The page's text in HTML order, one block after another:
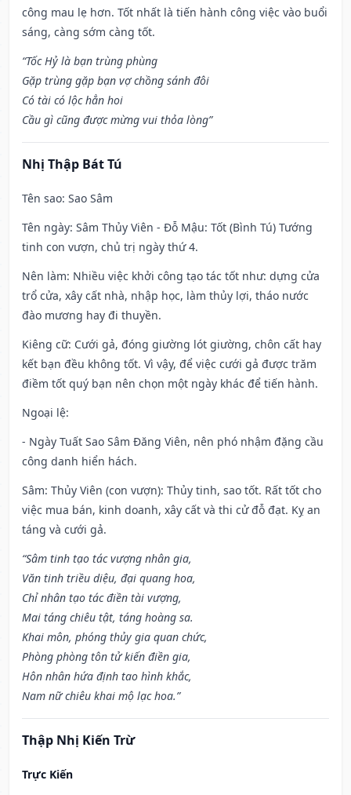
công mau lẹ hơn. Tốt nhất là tiến hành công việc vào buổi
sáng, càng sớm càng tốt.
“Tốc Hỷ là bạn trùng phùng
Gặp trùng gặp bạn vợ chồng sánh đôi
Có tài có lộc hẳn hoi
Cầu gì cũng được mừng vui thỏa lòng”
Nhị Thập Bát Tú
Tên sao: Sao Sâm
Tên ngày: Sâm Thủy Viên - Đỗ Mậu: Tốt (Bình Tú) Tướng
tinh con vượn, chủ trị ngày thứ 4.
Nên làm: Nhiều việc khởi công tạo tác tốt như: dựng cửa
trổ cửa, xây cất nhà, nhập học, làm thủy lợi, tháo nước
đào mương hay đi thuyền.
Kiêng cữ: Cưới gả, đóng giường lót giường, chôn cất hay
kết bạn đều không tốt. Vì vậy, để việc cưới gả được trăm
điềm tốt quý bạn nên chọn một ngày khác để tiến hành.
Ngoại lệ:
- Ngày Tuất Sao Sâm Đăng Viên, nên phó nhậm đặng cầu
công danh hiển hách.
Sâm: Thủy Viên (con vượn): Thủy tinh, sao tốt. Rất tốt cho
việc mua bán, kinh doanh, xây cất và thi cử đỗ đạt. Kỵ an
táng và cưới gả.
“Sâm tinh tạo tác vượng nhân gia,
Văn tinh triều diệu, đại quang hoa,
Chỉ nhân tạo tác điền tài vượng,
Mai táng chiêu tật, táng hoàng sa.
Khai môn, phóng thủy gia quan chức,
Phòng phòng tôn tử kiến điền gia,
Hôn nhân hứa định tao hình khắc,
Nam nữ chiêu khai mộ lạc hoa.”
Thập Nhị Kiến Trừ
Trực Kiến